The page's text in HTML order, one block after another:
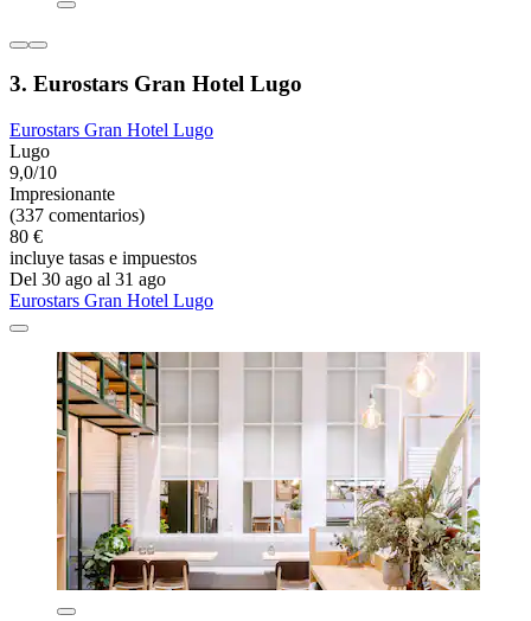
3. Eurostars Gran Hotel Lugo
Eurostars Gran Hotel Lugo
Lugo
9,0/10
Impresionante
(337 comentarios)
80 €
incluye tasas e impuestos
Del 30 ago al 31 ago
Eurostars Gran Hotel Lugo